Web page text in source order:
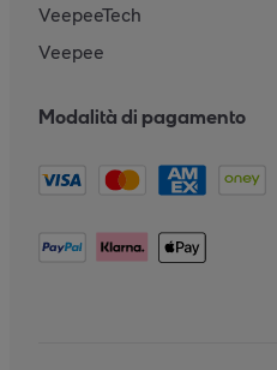
VeepeeTech
Veepee
Modalità di pagamento